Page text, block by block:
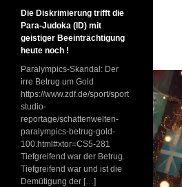
Die Diskrimierung trifft die
Para-Judoka (ID) mit
geistiger Beeinträchtigung
heute noch !
Paralympics-Skandal: Der
irre Betrug um Gold
https://www.zdf.de/sport/sport
studio-
reportage/schattenwelten-
paralympics-betrug-gold-
100.html#xtor=CS5-281
Tiefgreifend war der Betrug.
Tiefgreifend war und ist die
Demütigung der […]